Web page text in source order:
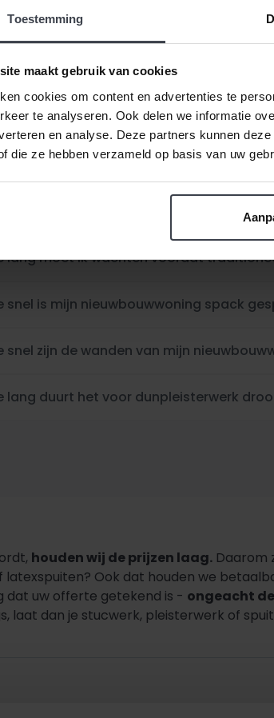
Toestemming
maakt gebruik van cookies
cookies om content en advertenties te
te analyseren. Ook delen we informatie
en analyse. Deze partners kunnen
die ze hebben verzameld op basis van uw
welke termijn is traditioneel stucwerk
welke termijn kan Slegers
lang moet ik wachten voordat
snel is mijn nieuwbouwwoning spack
snel zijn de wanden van mijn
lang duurt het voor dunpleisterwerk
houden wij de prijzen laag. Daarom
Ook dat houden we
dat uw offerte getekend is - ongeacht
laat dan je stucwerk, pleisterwerk of